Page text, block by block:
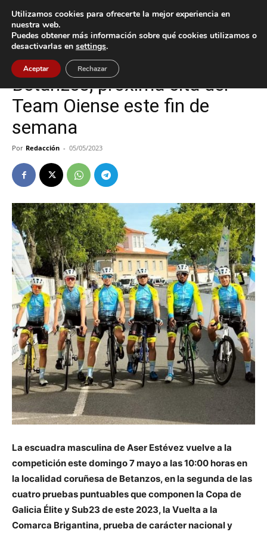
Inicio Deportes
Deportes Oia
Betanzos, próxima cita del
Team Oiense este fin de
semana
Por Redacción - 05/05/2023
La escuadra masculina de Aser Estévez vuelve a la
competición este domingo 7 mayo a las 10:00 horas en
la localidad coruñesa de Betanzos, en la segunda de las
cuatro pruebas puntuables que componen la Copa de
Galicia Élite y Sub23 de este 2023, la Vuelta a la
Comarca Brigantina, prueba de carácter nacional y
Utilizamos cookies para ofrecerte la mejor experiencia en
nuestra web.
Puedes obtener más información sobre qué cookies utilizamos o
desactivarlas en settings.
Aceptar Rechazar